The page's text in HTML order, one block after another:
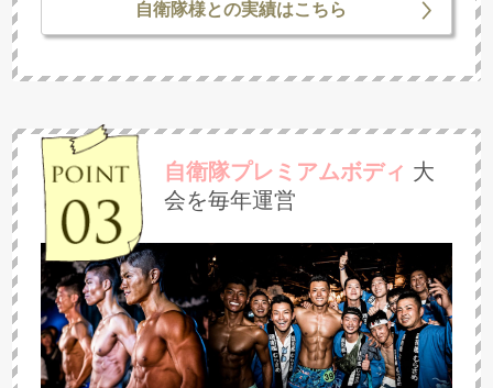
自衛隊様との実績はこちら
自衛隊プレミアムボディ 大
会を毎年運営